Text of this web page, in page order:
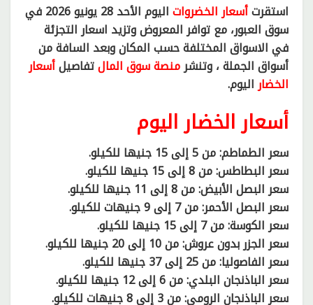
استقرتأسعار الخضروات
اليوم الأحد 28 يونيو 2026 في
سوق العبور، مع توافر المعروض وتزيد اسعار التجزئة
في الاسواق المختلفة حسب المكان وبعد السافة من
أسواق الجملة ، وتنشرمنصة سوق المالتفاصيلأسعار
الخضاراليوم.
أسعار الخضار اليوم
سعر الطماطم: من 5 إلى 15 جنيها للكيلو.
سعر البطاطس: من 8 إلى 15 جنيها للكيلو.
سعر البصل الأبيض: من 8 إلى 11 جنيها للكيلو.
سعر البصل الأحمر: من 7 إلى 9 جنيهات للكيلو.
سعر الكوسة: من 7 إلى 15 جنيها للكيلو.
سعر الجزر بدون عروش: من 10 إلى 20 جنيها للكيلو.
سعر الفاصوليا: من 25 إلى 37 جنيها للكيلو.
سعر الباذنجان البلدي: من 6 إلى 12 جنيها للكيلو.
سعر الباذنجان الرومي: من 3 إلى 8 جنيهات للكيلو.